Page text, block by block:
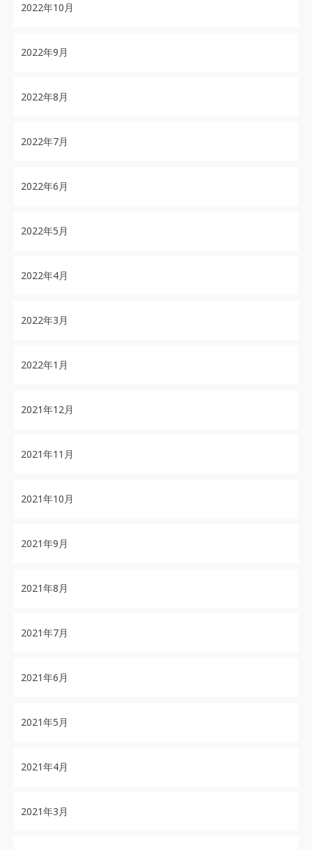
2022年10月
2022年9月
2022年8月
2022年7月
2022年6月
2022年5月
2022年4月
2022年3月
2022年1月
2021年12月
2021年11月
2021年10月
2021年9月
2021年8月
2021年7月
2021年6月
2021年5月
2021年4月
2021年3月